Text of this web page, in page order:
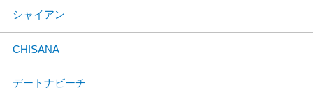
シャイアン
CHISANA
デートナビーチ